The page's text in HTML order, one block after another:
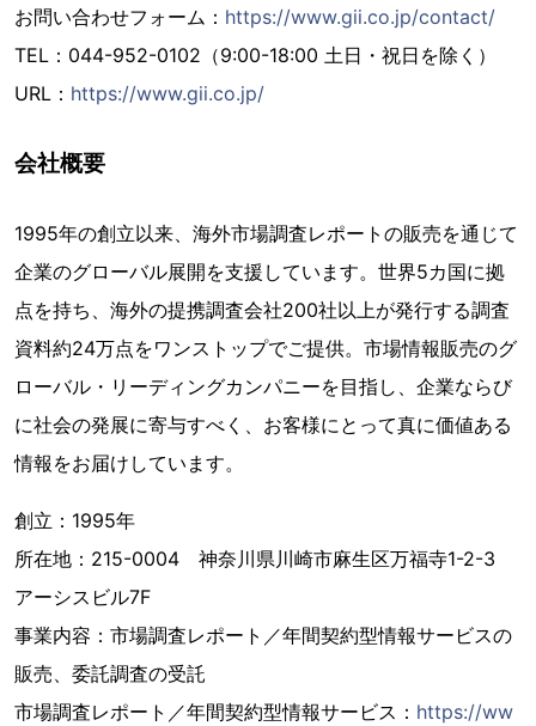
お問い合わせフォーム： https://www.gii.co.jp/contact/
TEL：044-952-0102（9:00-18:00 土日・祝日を除く）
URL： https://www.gii.co.jp/
会社概要
1995年の創立以来、海外市場調査レポートの販売を通じて
企業のグローバル展開を支援しています。世界5カ国に拠
点を持ち、海外の提携調査会社200社以上が発行する調査
資料約24万点をワンストップでご提供。市場情報販売のグ
ローバル・リーディングカンパニーを目指し、企業ならび
に社会の発展に寄与すべく、お客様にとって真に価値ある
情報をお届けしています。
創立：1995年
所在地：215-0004 神奈川県川崎市麻生区万福寺1-2-3
アーシスビル7F
事業内容：市場調査レポート／年間契約型情報サービスの
販売、委託調査の受託
市場調査レポート／年間契約型情報サービス： https://ww